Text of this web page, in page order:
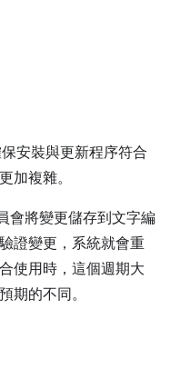
安裝與更新程序符合
加複雜。
會將變更儲存到文字編
證變更，系統就會重
使用時，這個週期大
期的不同。